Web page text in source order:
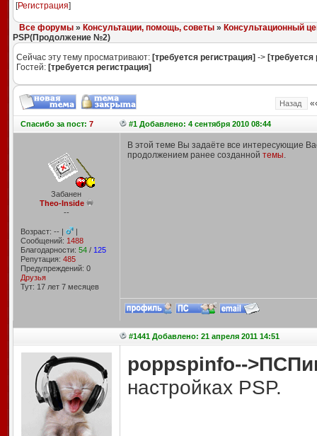
[Регистрация]
Все форумы» Консультации, помощь, советы» Консультационный
PSP(Продолжение №2)
Сейчас эту тему просматривают: [требуется регистрация] -> [требуется
Гостей: [требуется регистрация]
Назад
Спасибоза пост: 7 #1 Добавлено: 4 сентября 2010 08:44
Забанен
Theo-Inside
--
Возраст: -- |
|
Сообщений: 1488
Благодарности: 54/ 125
Репутация: 485
Предупреждений: 0
Друзья
Тут: 17 лет 7 месяцев
В этой теме Вы задаёте все интересующие
продолжением ранее созданной темы.
#1441 Добавлено: 21 апреля 2011 14:51
poppspinfo--
настройках PSP.